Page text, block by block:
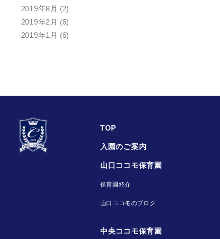
2019年8月 (2)
2019年2月 (6)
2019年1月 (6)
TOP
入園のご案内
山口ココモ保育園
保育園紹介
山口ココモのブログ
中央ココモ保育園